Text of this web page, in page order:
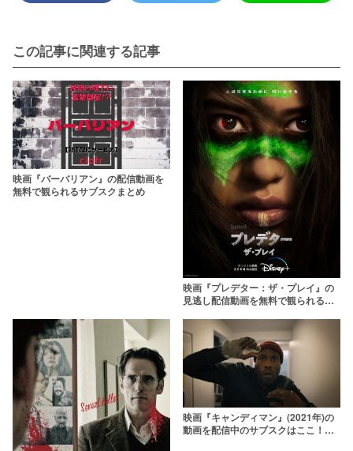
この記事に関連する記事
映画『バーバリアン』の配信動画を
無料で観られるサブスクまとめ
映画『プレデター：ザ・プレイ』の
見逃し配信動画を無料で観られるサ
映画『キャンディマン』(2021年)の
動画を配信中のサブスクはここ！ど